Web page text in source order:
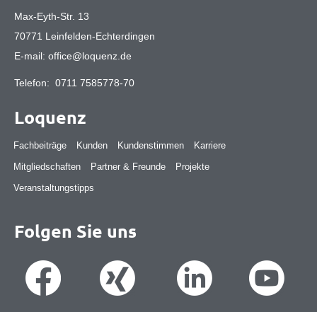
Max-Eyth-Str. 13
70771 Leinfelden-Echterdingen
E-mail: office@loquenz.de
Telefon: 0711 7585778-70
Loquenz
Fachbeiträge Kunden Kundenstimmen
Karriere
Mitgliedschaften
Partner & Freunde
Projekte
Veranstaltungstipps
Folgen Sie uns